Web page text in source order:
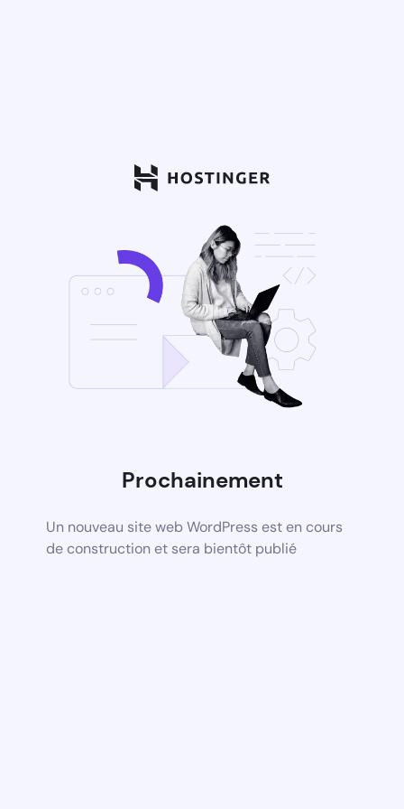
Prochainement
Un nouveau site web WordPress est en cours
de construction et sera bientôt publié